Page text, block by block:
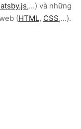
,...) và những
(HTML, CSS,...).